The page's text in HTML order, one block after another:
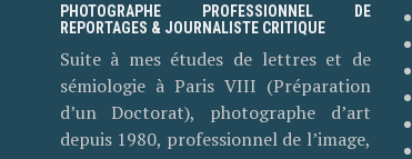
PHOTOGRAPHE PROFESSIONNEL DE
REPORTAGES & JOURNALISTE CRITIQUE
Suite à mes études de lettres et de
sémiologie à Paris VIII (Préparation
d’un Doctorat), photographe d’art
depuis 1980, professionnel de l’image,